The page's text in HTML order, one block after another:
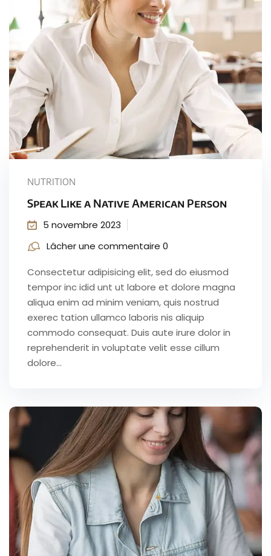
NUTRITION
Speak Like a Native American Person
5 novembre 2023
Lâcher une commentaire 0
Consectetur adipisicing elit, sed do eiusmod
tempor inc idid unt ut labore et dolore magna
aliqua enim ad minim veniam, quis nostrud
exerec tation ullamco laboris nis aliquip
commodo consequat. Duis aute irure dolor in
reprehenderit in voluptate velit esse cillum
dolore...